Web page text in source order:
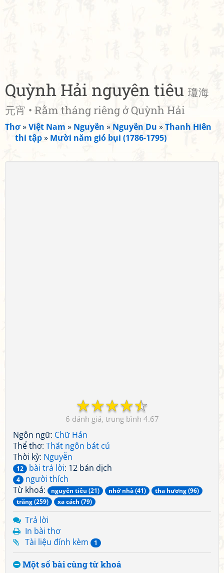
Quỳnh Hải nguyên tiêu 瓊海
元宵 • Rằm tháng riêng ở Quỳnh Hải
Thơ»Việt Nam » Nguyễn » Nguyễn Du »Thanh Hiên
thi tập» Mười năm gió bụi (1786-1795)
☆
☆
☆
☆
☆
6 4.67
Ngôn ngữ: Chữ Hán
Thể thơ: Thất ngôn bát cú
Thời kỳ: Nguyễn
12 bài trả lời: 12 bản dịch
4
người thích
Từ khoá:
nguyên tiêu (21) nhớ nhà (41)
tha hương (96)
trăng (259)
xa cách (79)
Trả lời
In bài thơ
Tài liệu đính kèm
1
Một số bài cùng từ khoá